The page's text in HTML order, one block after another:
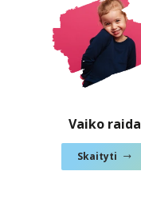
Vaiko raida
Skaityti